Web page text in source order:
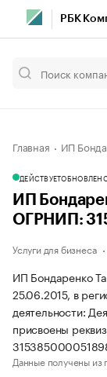
РБК
Главная ИП
ДЕЙСТВУЕТ
ИП
ОГРНИП:
Услуги для бизнеса
ИП Бондаренко
25.06.2015, в
деятельности:
присвоены
Данные получены из